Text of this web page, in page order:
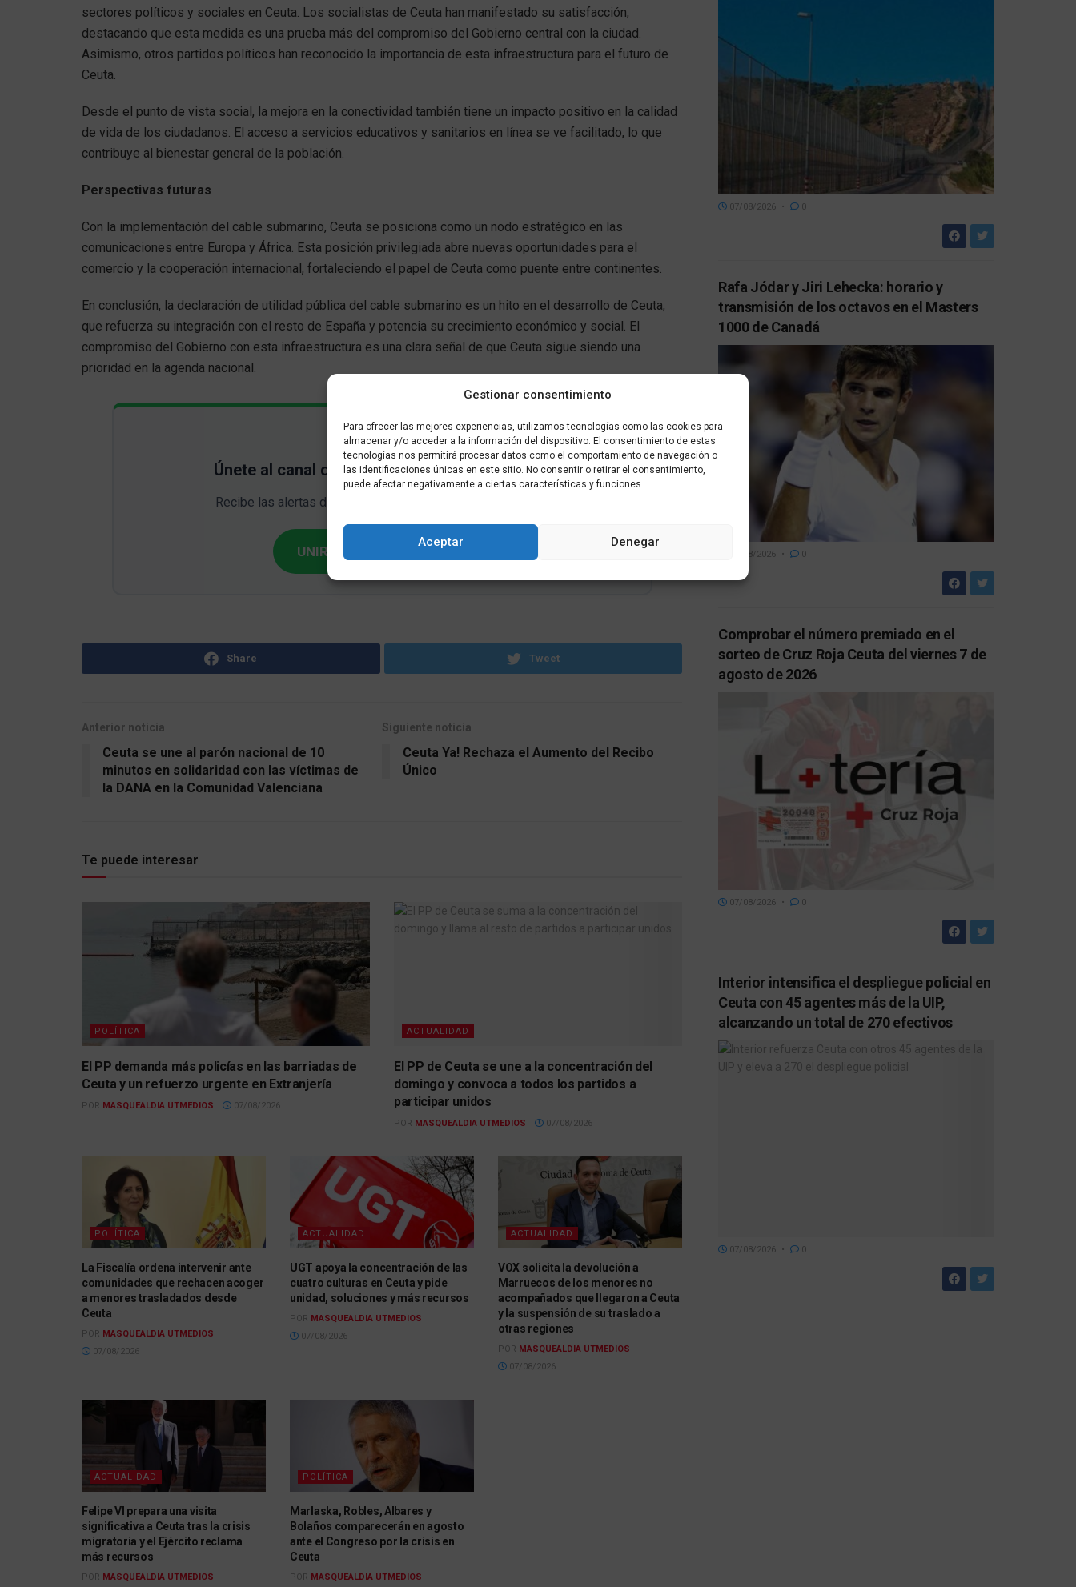
Gestionar consentimiento
Para ofrecer las mejores experiencias, utilizamos tecnologías como las cookies para
almacenar y/o acceder a la información del dispositivo. El consentimiento de estas
tecnologías nos permitirá procesar datos como el comportamiento de navegación o
las identificaciones únicas en este sitio. No consentir o retirar el consentimiento,
puede afectar negativamente a ciertas características y funciones.
Aceptar Denegar
sectores políticos y sociales en Ceuta. Los socialistas de Ceuta han manifestado su satisfacción,
destacando que esta medida es una prueba más del compromiso del Gobierno central con la ciudad.
Asimismo, otros partidos políticos han reconocido la importancia de esta infraestructura para el futuro de
Ceuta.
Desde el punto de vista social, la mejora en la conectividad también tiene un impacto positivo en la calidad
de vida de los ciudadanos. El acceso a servicios educativos y sanitarios en línea se ve facilitado, lo que
contribuye al bienestar general de la población.
Perspectivas futuras
Con la implementación del cable submarino, Ceuta se posiciona como un nodo estratégico en las
comunicaciones entre Europa y África. Esta posición privilegiada abre nuevas oportunidades para el
comercio y la cooperación internacional, fortaleciendo el papel de Ceuta como puente entre continentes.
En conclusión, la declaración de utilidad pública del cable submarino es un hito en el desarrollo de Ceuta,
que refuerza su integración con el resto de España y potencia su crecimiento económico y social. El
compromiso del Gobierno con esta infraestructura es una clara señal de que Ceuta sigue siendo una
prioridad en la agenda nacional.
📲
Únete al canal de WhatsApp de Más que al día
Recibe las alertas de
UNIRME GRATIS AL CANAL
Share Tweet
Anterior noticia
Ceuta se une al parón nacional de 10
minutos en solidaridad con las víctimas de
la DANA en la Comunidad Valenciana
Siguiente noticia
Ceuta Ya! Rechaza el Aumento del Recibo
Único
Te puede interesar
POLÍTICA
El PP demanda más policías en las barriadas de
Ceuta y un refuerzo urgente en Extranjería
POR MASQUEALDIA UTMEDIOS 07/08/2026
ACTUALIDAD
El PP de Ceuta se une a la concentración del
domingo y convoca a todos los partidos a
participar unidos
POR MASQUEALDIA UTMEDIOS 07/08/2026
POLÍTICA
La Fiscalía ordena intervenir ante
comunidades que rechacen acoger
a menores trasladados desde
Ceuta
POR MASQUEALDIA UTMEDIOS
07/08/2026
ACTUALIDAD
UGT apoya la concentración de las
cuatro culturas en Ceuta y pide
unidad, soluciones y más recursos
POR MASQUEALDIA UTMEDIOS
07/08/2026
ACTUALIDAD
VOX solicita la devolución a
Marruecos de los menores no
acompañados que llegaron a Ceuta
y la suspensión de su traslado a
otras regiones
POR MASQUEALDIA UTMEDIOS
07/08/2026
ACTUALIDAD
Felipe VI prepara una visita
significativa a Ceuta tras la crisis
migratoria y el Ejército reclama
más recursos
POR MASQUEALDIA UTMEDIOS
POLÍTICA
Marlaska, Robles, Albares y
Bolaños comparecerán en agosto
ante el Congreso por la crisis en
Ceuta
POR MASQUEALDIA UTMEDIOS
07/08/2026 0
Rafa Jódar y Jiri Lehecka: horario y
transmisión de los octavos en el Masters
1000 de Canadá
07/08/2026 0
Comprobar el número premiado en el
sorteo de Cruz Roja Ceuta del viernes 7 de
agosto de 2026
07/08/2026 0
Interior intensifica el despliegue policial en
Ceuta con 45 agentes más de la UIP,
alcanzando un total de 270 efectivos
07/08/2026 0